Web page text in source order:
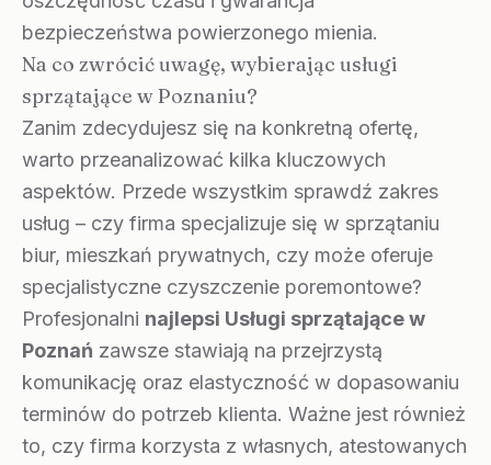
bezpieczeństwa powierzonego mienia.
Na co zwrócić uwagę, wybierając usługi
sprzątające w Poznaniu?
Zanim zdecydujesz się na konkretną ofertę,
warto przeanalizować kilka kluczowych
aspektów. Przede wszystkim sprawdź zakres
usług – czy firma specjalizuje się w sprzątaniu
biur, mieszkań prywatnych, czy może oferuje
specjalistyczne czyszczenie poremontowe?
Profesjonalni najlepsi Usługi sprzątające w
Poznań zawsze stawiają na przejrzystą
komunikację oraz elastyczność w dopasowaniu
terminów do potrzeb klienta. Ważne jest również
to, czy firma korzysta z własnych, atestowanych